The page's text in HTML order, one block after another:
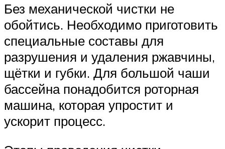
Без механической чистки не
обойтись. Необходимо приготовить
специальные составы для
разрушения и удаления ржавчины,
щётки и губки. Для большой чаши
бассейна понадобится роторная
машина, которая упростит и
ускорит процесс.